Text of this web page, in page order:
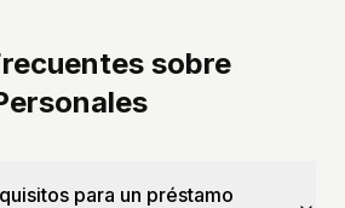
sobre
para un préstamo